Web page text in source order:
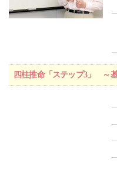
四柱推命「ステップ3」 ～